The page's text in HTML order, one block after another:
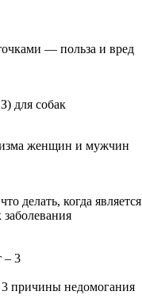
— польза и вред
для собак
женщин и мужчин
делать, когда является
причины недомогания